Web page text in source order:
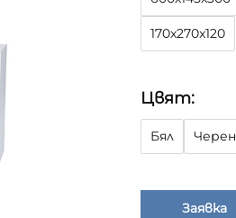
170x270x120
Цвят:
Бял Черен
Заявка